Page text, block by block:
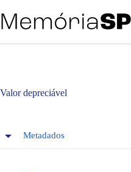
para
o
Valor depreciável
Metadados